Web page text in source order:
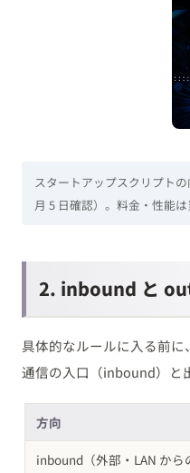
スタートアップスクリプト
月 5 日確認）。料金・性能
2. inbound と
具体的なルールに入る前
通信の入口（inbound）と
方向
inbound（外部・LAN から